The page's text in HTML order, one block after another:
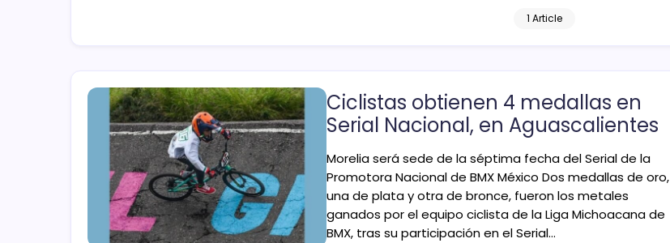
1 Article
Ciclistas obtienen 4 medallas en
Serial Nacional, en Aguascalientes
Morelia será sede de la séptima fecha del Serial de la
Promotora Nacional de BMX México Dos medallas de oro,
una de plata y otra de bronce, fueron los metales
ganados por el equipo ciclista de la Liga Michoacana de
BMX, tras su participación en el Serial…